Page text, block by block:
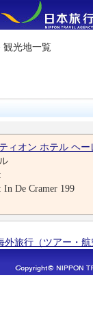
観光地一覧
ィオン ホテル ヘー
In De Cramer 199
外旅行（ツアー・航